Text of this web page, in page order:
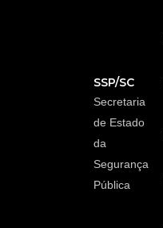
SSP/SC
Secretaria
de Estado
da
Segurança
Pública